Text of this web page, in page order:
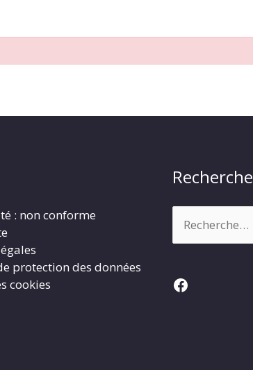
: non conforme
protection des données
cookies
Recherche
Facebook